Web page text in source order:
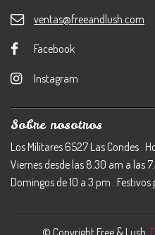
ventas@freeandlush.com
Facebook
Instagram
Sobre nosotros
Los Militares 6527 Las Condes .
Viernes desde las 8.30 am a las
Domingos de 10 a 3 pm .